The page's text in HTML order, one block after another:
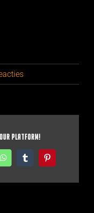
Platform!
WhatsAppTumblrPinterest